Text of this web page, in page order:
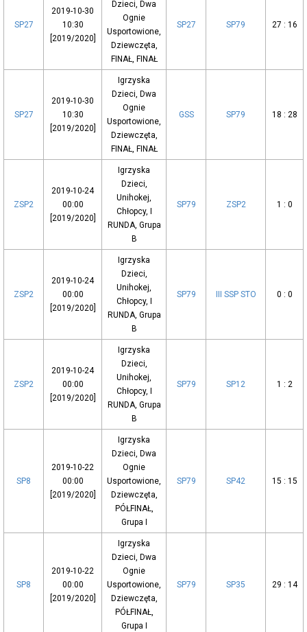
SP27
2019-10-30
10:30
[2019/2020]
Dzieci, Dwa
Ognie
Usportowione,
Dziewczęta,
FINAŁ, FINAŁ
SP27 SP79 27 : 16
SP27
2019-10-30
10:30
[2019/2020]
Igrzyska
Dzieci, Dwa
Ognie
Usportowione,
Dziewczęta,
FINAŁ, FINAŁ
GSS SP79 18 : 28
ZSP2
2019-10-24
00:00
[2019/2020]
Igrzyska
Dzieci,
Unihokej,
Chłopcy, I
RUNDA, Grupa
B
SP79 ZSP2 1 : 0
ZSP2
2019-10-24
00:00
[2019/2020]
Igrzyska
Dzieci,
Unihokej,
Chłopcy, I
RUNDA, Grupa
B
SP79 III SSP STO 0 : 0
ZSP2
2019-10-24
00:00
[2019/2020]
Igrzyska
Dzieci,
Unihokej,
Chłopcy, I
RUNDA, Grupa
B
SP79 SP12 1 : 2
SP8
2019-10-22
00:00
[2019/2020]
Igrzyska
Dzieci, Dwa
Ognie
Usportowione,
Dziewczęta,
PÓŁFINAŁ,
Grupa I
SP79 SP42 15 : 15
SP8
2019-10-22
00:00
[2019/2020]
Igrzyska
Dzieci, Dwa
Ognie
Usportowione,
Dziewczęta,
PÓŁFINAŁ,
Grupa I
SP79 SP35 29 : 14